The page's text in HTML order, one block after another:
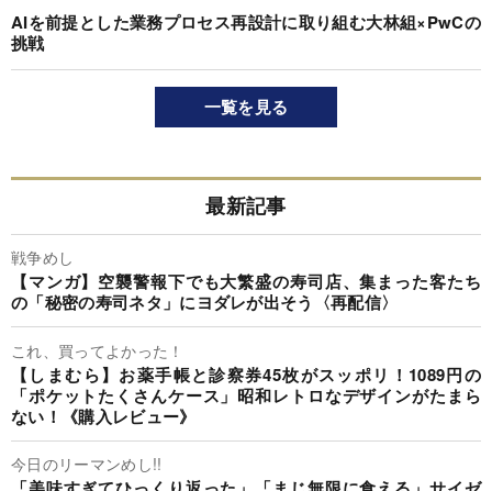
AIを前提とした業務プロセス再設計に取り組む大林組×PwCの
挑戦
一覧を見る
最新記事
戦争めし
【マンガ】空襲警報下でも大繁盛の寿司店、集まった客たち
の「秘密の寿司ネタ」にヨダレが出そう〈再配信〉
これ、買ってよかった！
【しまむら】お薬手帳と診察券45枚がスッポリ！1089円の
「ポケットたくさんケース」昭和レトロなデザインがたまら
ない！《購入レビュー》
今日のリーマンめし!!